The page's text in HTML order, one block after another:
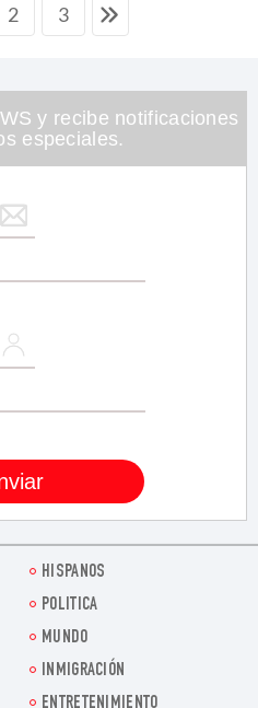
2 3
y recibe notificaciones
especiales.
HISPANOS
POLITICA
MUNDO
INMIGRACIÓN